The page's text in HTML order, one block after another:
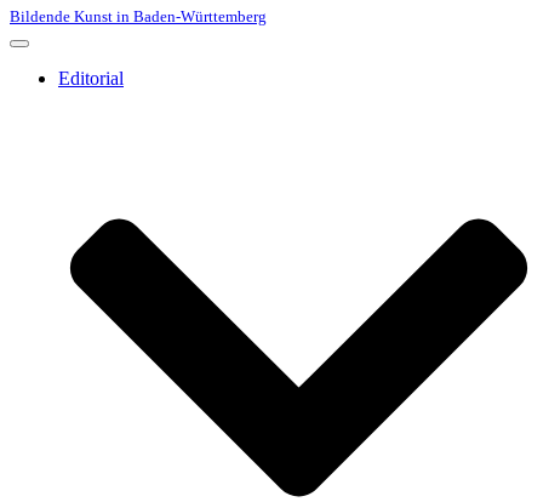
Uli Rothfuss
Harald Schwiers
Bildende Kunst in Baden-Württemberg
Navigationsmenü
Editorial